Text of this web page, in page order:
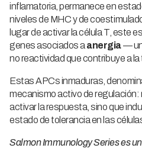
inflamatoria, permanece en
niveles de MHC y de
lugar de activar la célula T, este
genes asociados a anergia—
no reactividad que contribuye a la
Estas APCs inmaduras,
mecanismo activo de regulación:
activar la respuesta, sino que
estado de tolerancia en las
Salmon Immunology Series es